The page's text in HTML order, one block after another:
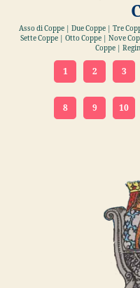
Asso di Coppe | Due Coppe | Tre
Sette Coppe | Otto Coppe | Nove
Coppe |
1 2 3
8 9 10